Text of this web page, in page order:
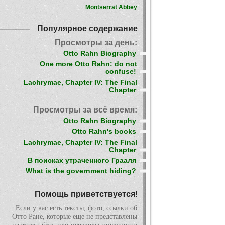
Montserrat Abbey
Популярное содержание
Просмотры за день:
Otto Rahn Biography
One more Otto Rahn: do not
confuse!
Lachrymae, Chapter IV: The Final
Chapter
Просмотры за всё время:
Otto Rahn Biography
Otto Rahn's books
Lachrymae, Chapter IV: The Final
Chapter
В поисках утраченного Грааля
What is the government hiding?
Помощь приветствуется!
Если у вас есть тексты, фото, ссылки об
Отто Ране, которые еще не представлены